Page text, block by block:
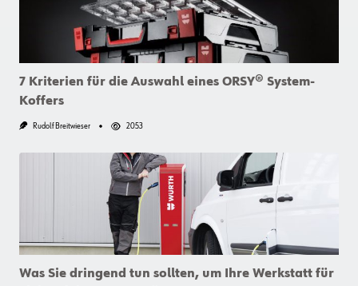
7 Kriterien für die Auswahl eines ORSY® System-
Koffers
Rudolf Breitwieser 2053
Was Sie dringend tun sollten, um Ihre Werkstatt für